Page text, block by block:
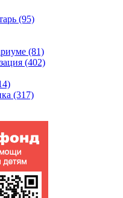
(95)
(81)
(402)
(317)